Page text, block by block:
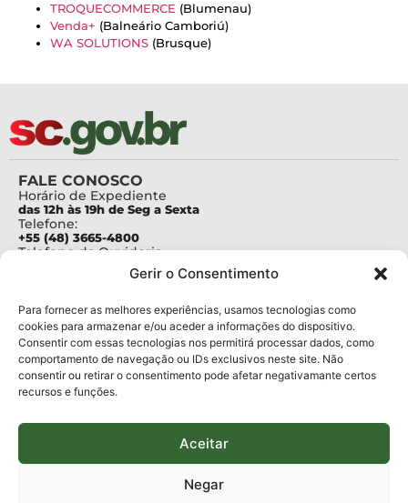
Gerir o Consentimento
Para fornecer as melhores experiências, usamos tecnologias como
cookies para armazenar e/ou aceder a informações do dispositivo.
Consentir com essas tecnologias nos permitirá processar dados, como
comportamento de navegação ou IDs exclusivos neste site. Não
consentir ou retirar o consentimento pode afetar negativamante certos
recursos e funções.
Aceitar
Negar
TROQUECOMMERCE (Blumenau)
Venda+ (Balneário Camboriú)
WA SOLUTIONS (Brusque)
FALE CONOSCO
Horário de Expediente
das 12h às 19h de Seg a Sexta
Telefone:
+55 (48) 3665-4800
Telefone da Ouvidoria
Para assuntos relacionados à Pesquisa
pesquisa@fapesc.sc.gov.br
Para assuntos relacionados à Inovação
inovacao@fapesc.sc.gov.br
Para assuntos relacionados à Bolsas
bolsas@fapesc.sc.gov.br
Para assuntos relacionados à Prestação de Contas
Para assuntos relacionados à Plataforma
plataforma@fapesc.sc.gov.br
Jair Artur da Silva dpo@fapesc.sc.gov.br 3665-4831